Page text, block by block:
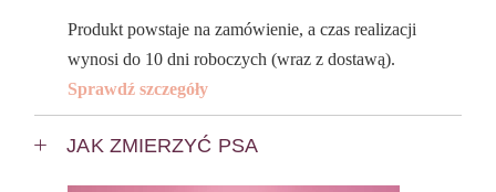
Produkt powstaje na zamówienie, a czas realizacji
wynosi do 10 dni roboczych (wraz z dostawą).
Sprawdź szczegóły
JAK ZMIERZYĆ PSA